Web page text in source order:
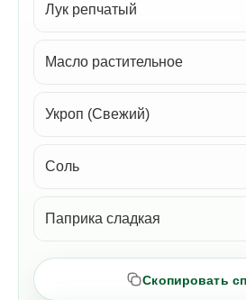
Лук репчатый
Масло растительное
Укроп (Свежий)
Соль
Паприка сладкая
Скопировать